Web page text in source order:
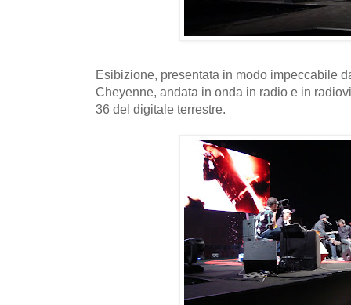
Esibizione, presentata in modo impeccabile
Cheyenne, andata in onda in radio e in
36 del digitale terrestre.